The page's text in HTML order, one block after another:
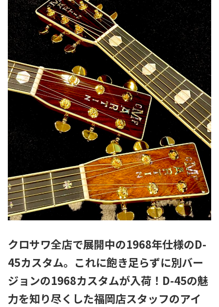
クロサワ全店で展開中の1968年仕様のD-
45カスタム。これに飽き足らずに別バー
ジョンの1968カスタムが入荷！D-45の魅
力を知り尽くした福岡店スタッフのアイ